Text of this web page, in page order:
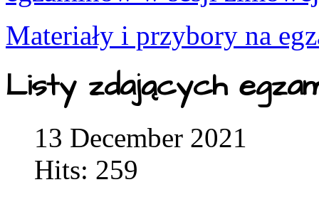
Materiały i przybory na
Listy zdających
13 December 2021
Hits: 259